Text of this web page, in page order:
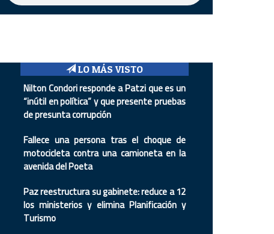
LO MÁS VISTO
Nilton Condori responde a Patzi que es un
“inútil en política” y que presente pruebas
de presunta corrupción
Fallece una persona tras el choque de
motocicleta contra una camioneta en la
avenida del Poeta
Paz reestructura su gabinete: reduce a 12
los ministerios y elimina Planificación y
Turismo